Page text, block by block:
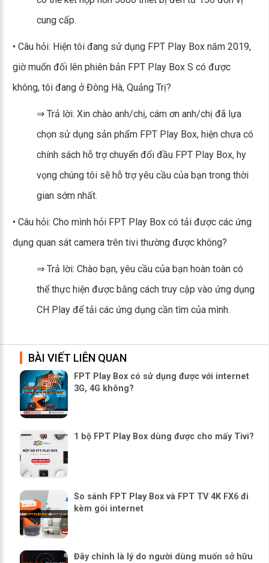
cung cấp.
• Câu hỏi: Hiện tôi đang sử dụng FPT Play Box năm 2019,
giờ muốn đối lên phiên bản FPT Play Box S có được
không, tôi đang ở Đông Hà, Quảng Trị?
⇒ Trả lời: Xin chào anh/chị, cám ơn anh/chị đã lựa
chọn sử dụng sản phẩm FPT Play Box, hiện chưa có
chính sách hỗ trợ chuyển đổi đầu FPT Play Box, hy
vọng chúng tôi sẽ hỗ trợ yêu cầu của bạn trong thời
gian sớm nhất.
• Câu hỏi: Cho mình hỏi FPT Play Box có tải được các ứng
dụng quan sát camera trên tivi thường được không?
⇒ Trả lời: Chào bạn, yêu cầu của bạn hoàn toàn có
thể thực hiện được bằng cách truy cập vào ứng dụng
CH Play để tải các ứng dụng cần tìm của mình.
BÀI VIẾT LIÊN QUAN
FPT Play Box có sử dụng được với internet
3G, 4G không?
1 bộ FPT Play Box dùng được cho mấy Tivi?
So sánh FPT Play Box và FPT TV 4K FX6 đi
kèm gói internet
Đây chính là lý do người dùng muốn sở hữu